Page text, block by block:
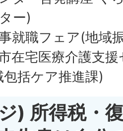
ー)
就職フェア(地域
在宅医療介護支
括ケア推進課)
) 所得税・